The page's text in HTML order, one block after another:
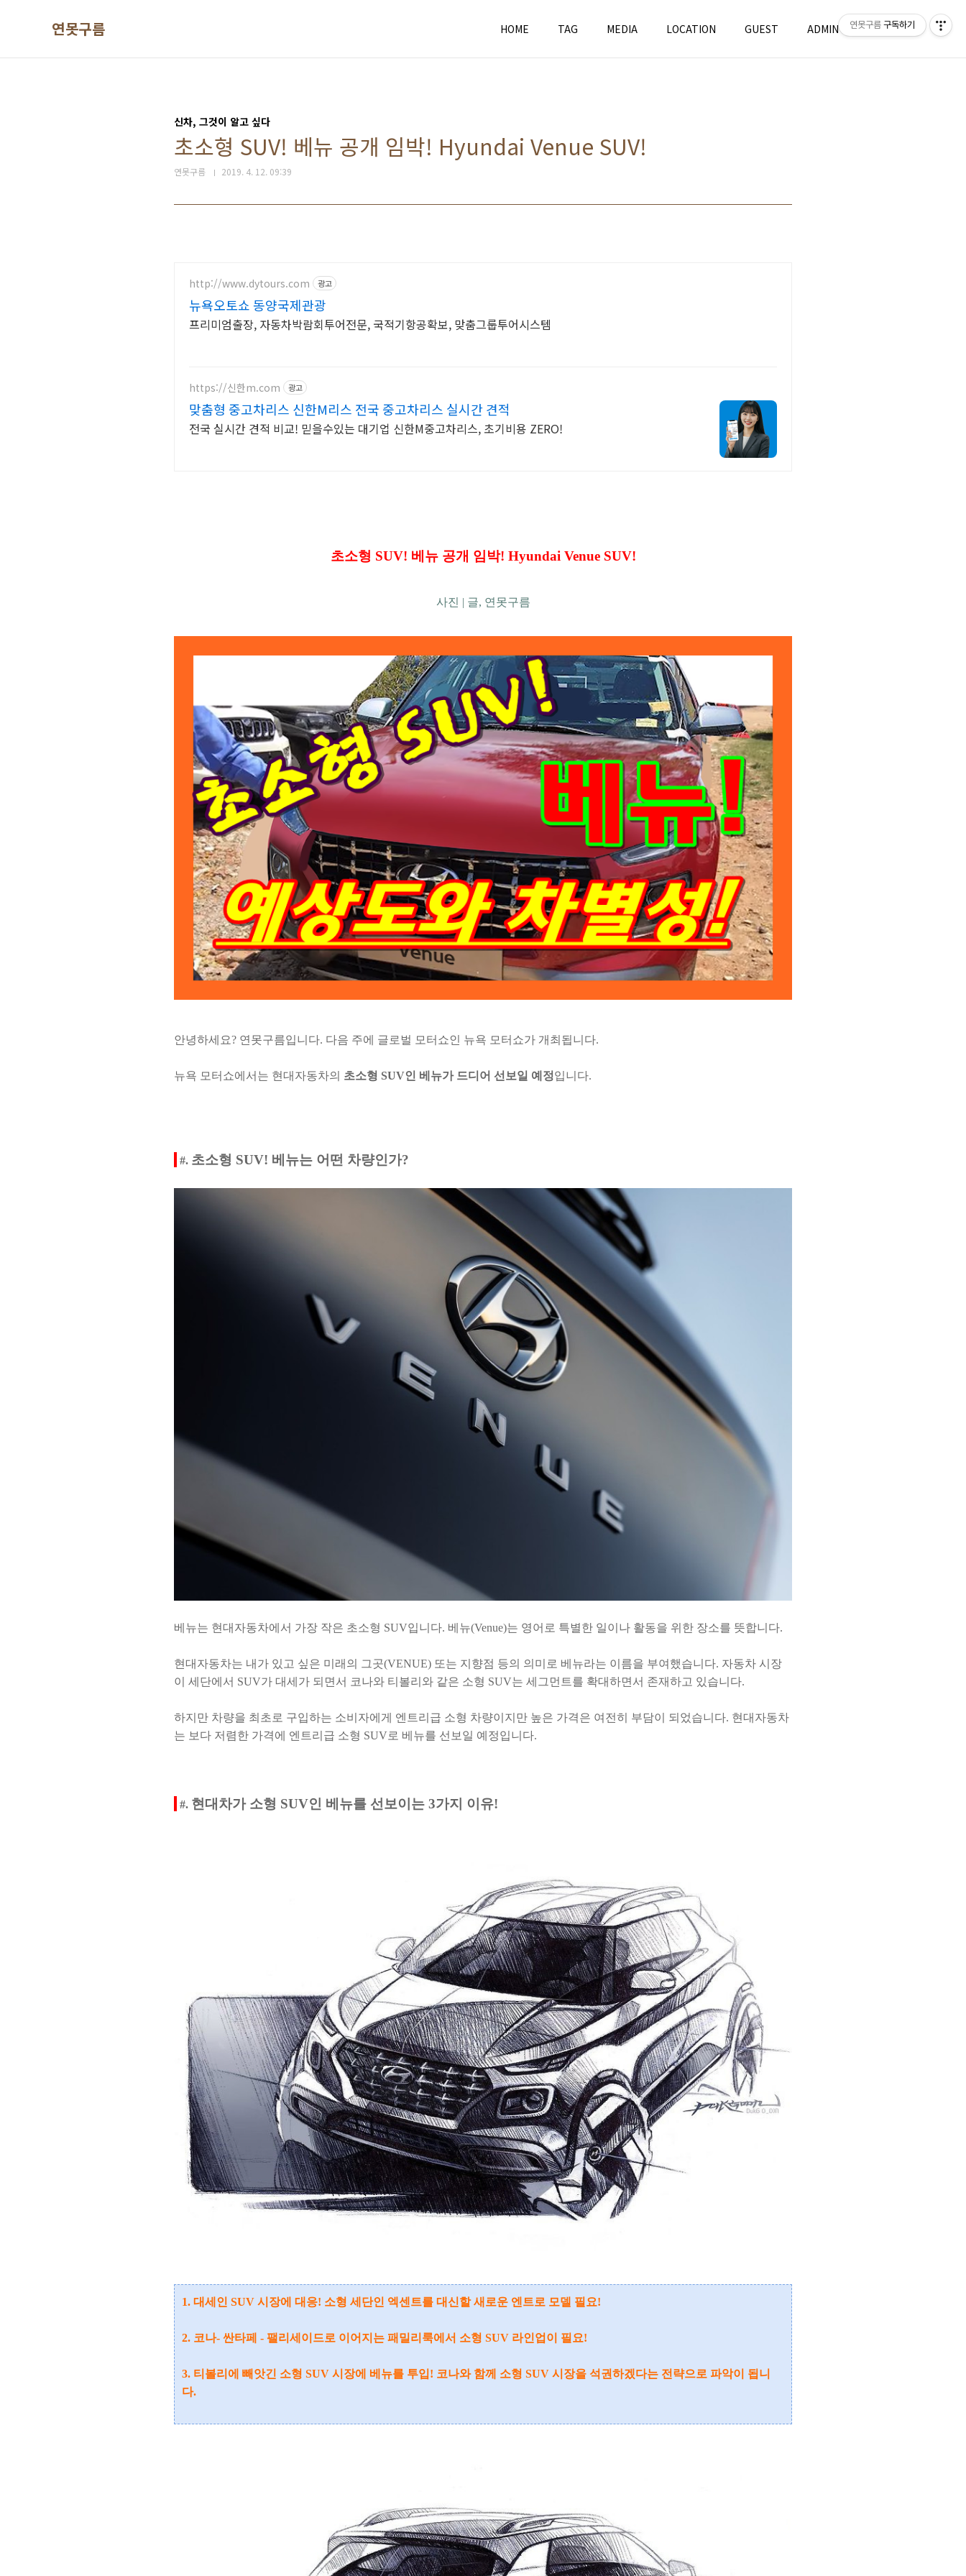
연못구름 HOME TAG MEDIA LOCATION GUEST ADMIN WRITE
신차, 그것이 알고 싶다
초소형 SUV! 베뉴 공개 임박! Hyundai Venue SUV!
연못구름 2019. 4. 12. 09:39
http://www.dytours.com 광고
뉴욕오토쇼 동양국제관광
프리미엄출장, 자동차박람회투어전문, 국적기항공확보, 맞춤그룹투어시스템
https://신한m.com 광고
맞춤형 중고차리스 신한M리스 전국 중고차리스 실시간 견적
전국 실시간 견적 비교! 믿을수있는 대기업 신한M중고차리스, 초기비용 ZERO!
초소형 SUV! 베뉴 공개 임박! Hyundai Venue SUV!
사진 | 글, 연못구름
안녕하세요? 연못구름입니다. 다음 주에 글로벌 모터쇼인 뉴욕 모터쇼가 개최됩니다.
뉴욕 모터쇼에서는 현대자동차의 초소형 SUV인 베뉴가 드디어 선보일 예정입니다.
#. 초소형 SUV! 베뉴는 어떤 차량인가?
베뉴는 현대자동차에서 가장 작은 초소형 SUV입니다. 베뉴(Venue)는 영어로 특별한 일이나 활동을 위한 장소를 뜻합니다.
현대자동차는 내가 있고 싶은 미래의 그곳(VENUE) 또는 지향점 등의 의미로 베뉴라는 이름을 부여했습니다. 자동차 시장
이 세단에서 SUV가 대세가 되면서 코나와 티볼리와 같은 소형 SUV는 세그먼트를 확대하면서 존재하고 있습니다.
하지만 차량을 최초로 구입하는 소비자에게 엔트리급 소형 차량이지만 높은 가격은 여전히 부담이 되었습니다. 현대자동차
는 보다 저렴한 가격에 엔트리급 소형 SUV로 베뉴를 선보일 예정입니다.
#. 현대차가 소형 SUV인 베뉴를 선보이는 3가지 이유!
1. 대세인 SUV 시장에 대응! 소형 세단인 엑센트를 대신할 새로운 엔트로 모델 필요!
2. 코나- 싼타페 - 팰리세이드로 이어지는 패밀리룩에서 소형 SUV 라인업이 필요!
3. 티볼리에 빼앗긴 소형 SUV 시장에 베뉴를 투입! 코나와 함께 소형 SUV 시장을 석권하겠다는 전략으로 파악이 됩니
다.
연못구름 구독하기